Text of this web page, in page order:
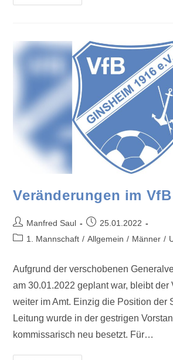
Veränderungen im
Manfred Saul
25.01.2022
1. Mannschaft / Allgemein / Männer /
Aufgrund der verschobenen
am 30.01.2022 geplant war, bleibt der
weiter im Amt. Einzig die Position der
Leitung wurde in der gestrigen
kommissarisch neu besetzt. Für…